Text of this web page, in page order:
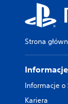
Strona
Informacje o
Kariera